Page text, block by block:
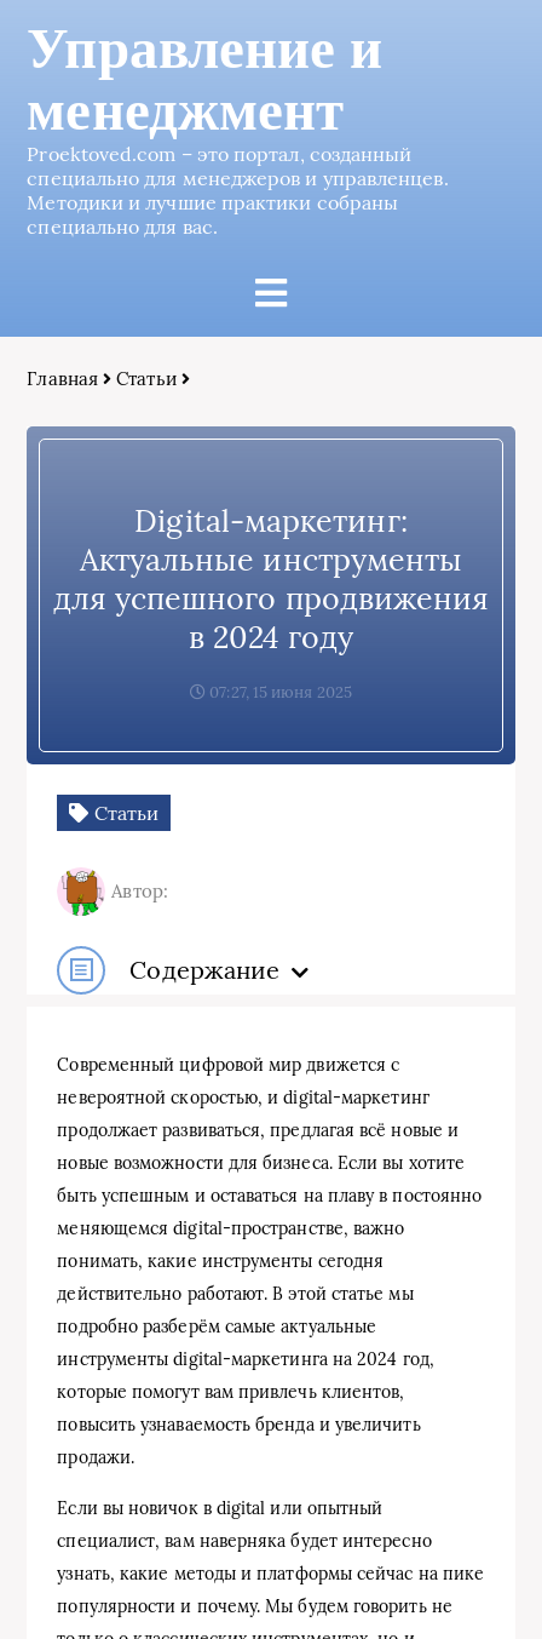
Управление и
менеджмент
Proektoved.com – это портал, созданный
специально для менеджеров и управленцев.
Методики и лучшие практики собраны
специально для вас.
Главная Статьи
Digital-маркетинг:
Актуальные инструменты
для успешного продвижения
в 2024 году
07:27, 15 июня 2025
Статьи
Автор:
Содержание
Современный цифровой мир движется с
невероятной скоростью, и digital-маркетинг
продолжает развиваться, предлагая всё новые и
новые возможности для бизнеса. Если вы хотите
быть успешным и оставаться на плаву в постоянно
меняющемся digital-пространстве, важно
понимать, какие инструменты сегодня
действительно работают. В этой статье мы
подробно разберём самые актуальные
инструменты digital-маркетинга на 2024 год,
которые помогут вам привлечь клиентов,
повысить узнаваемость бренда и увеличить
продажи.
Если вы новичок в digital или опытный
специалист, вам наверняка будет интересно
узнать, какие методы и платформы сейчас на пике
популярности и почему. Мы будем говорить не